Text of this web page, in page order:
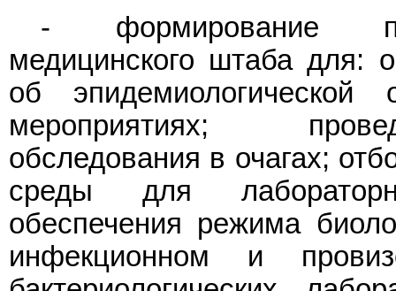
- формирование
медицинского штаба для:
об эпидемиологической
мероприятиях;
обследования в очагах;
среды для
обеспечения режима
инфекционном и